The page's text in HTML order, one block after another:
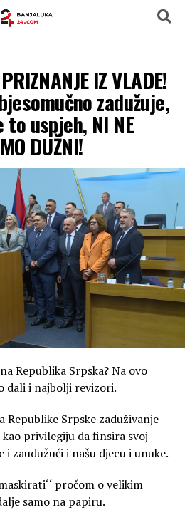
IZ VLADE!
zadužuje,
uspjeh, NI NE
DUŽNI!
Republika Srpska? Na ovo
dali i najbolji revizori.
Republike Srpske zaduživanje
privilegiju da finsira svoj
i zaudužući i našu djecu i unuke.
pročom o velikim
samo na papiru.